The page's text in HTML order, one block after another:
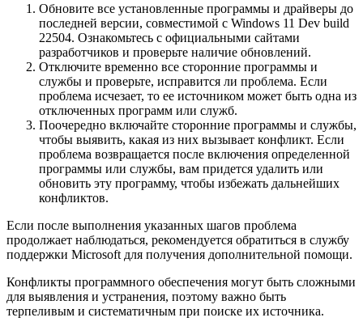
Обновите все установленные программы и драйверы до
последней версии, совместимой с Windows 11 Dev build
22504. Ознакомьтесь с официальными сайтами
разработчиков и проверьте наличие обновлений.
Отключите временно все сторонние программы и
службы и проверьте, исправится ли проблема. Если
проблема исчезает, то ее источником может быть одна из
отключенных программ или служб.
Поочередно включайте сторонние программы и службы,
чтобы выявить, какая из них вызывает конфликт. Если
проблема возвращается после включения определенной
программы или службы, вам придется удалить или
обновить эту программу, чтобы избежать дальнейших
конфликтов.
Если после выполнения указанных шагов проблема
продолжает наблюдаться, рекомендуется обратиться в службу
поддержки Microsoft для получения дополнительной помощи.
Конфликты программного обеспечения могут быть сложными
для выявления и устранения, поэтому важно быть
терпеливым и систематичным при поиске их источника.